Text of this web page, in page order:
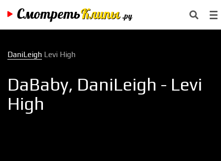
СмотретьКлипы .ру
DaniLeigh Levi High
DaBaby, DaniLeigh - Levi
High